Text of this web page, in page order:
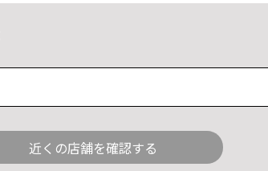
近くの店舗を確認する